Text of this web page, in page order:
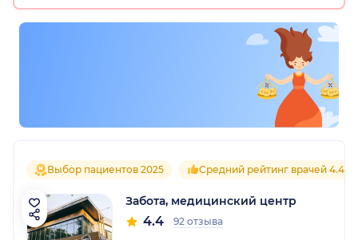
Выбор пациентов 2025 Средний рейтинг врачей 4.4
Забота, медицинский центр
4.4 92 отзыва